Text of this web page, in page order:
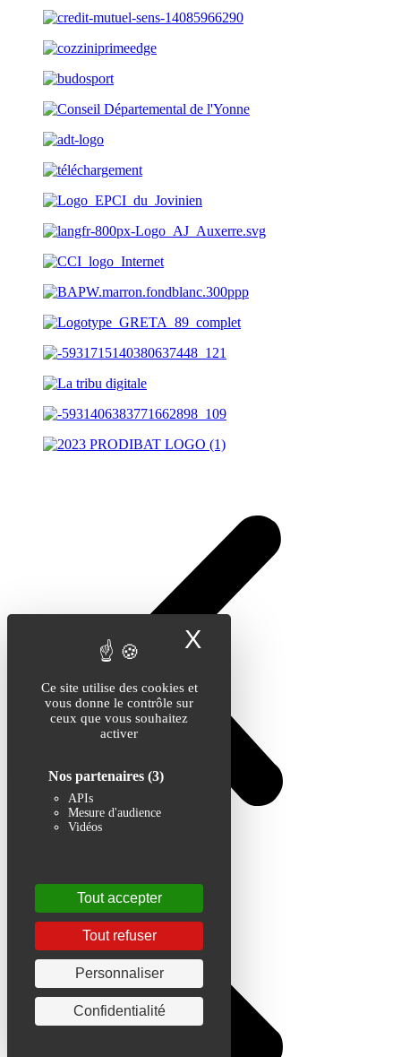
Ce site utilise des cookies et
vous donne le contrôle sur
ceux que vous souhaitez
activer
Nos partenaires (3)
APIs
Mesure d'audience
Vidéos
Tout accepter
Tout refuser
Personnaliser
Confidentialité
X